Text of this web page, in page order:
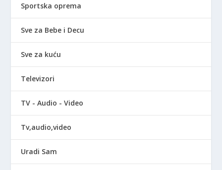
Sportska oprema
Sve za Bebe i Decu
Sve za kuću
Televizori
TV - Audio - Video
Tv,audio,video
Uradi Sam